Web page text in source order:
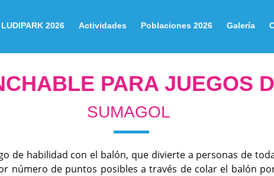
LUDIPARK 2026 Actividades Poblaciones 2026 Galería
PARA JUEGOS
SUMAGOL
de habilidad con el balón, que divierte a personas de
número de puntos posibles a través de colar el balón